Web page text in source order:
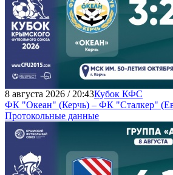
8 августа 2026 / 20:43Кубок КФС
ФК "Океан" (Керчь) – ФК "Сталкер"
Протокольные данные